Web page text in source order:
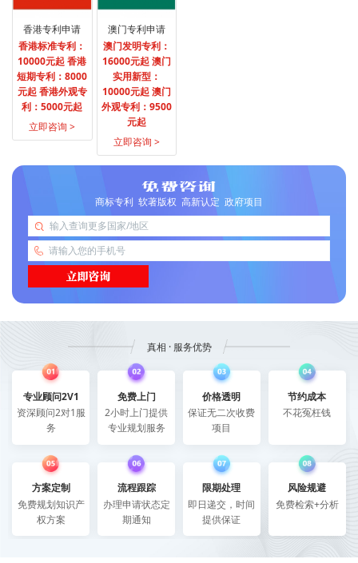
香港专利申请
香港标准专利：
10000元起 香港
短期专利：8000
元起 香港外观专
利：5000元起
立即咨询 >
澳门专利申请
澳门发明专利：
16000元起 澳门
实用新型：
10000元起 澳门
外观专利：9500
元起
立即咨询 >
商标专利 软著版权 高新认定 政府项目
真相 · 服务优势
专业顾问2V1
资深顾问2对1服
务
免费上门
2小时上门提供
专业规划服务
价格透明
保证无二次收费
项目
节约成本
不花冤枉钱
方案定制
免费规划知识产
权方案
流程跟踪
办理申请状态定
期通知
限期处理
即日递交，时间
提供保证
风险规避
免费检索+分析